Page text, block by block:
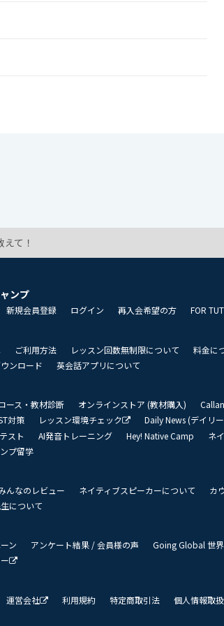
て！
ンプ
新規会員登録 ログイン 再入会希望の方 FOR
ご利用方法 レッスン回数無制限について
料金に
ンロード
英会話アプリについて
ース・教材診断 オンラインストア (教材購入)
対策
レッスン環境チェック
Daily News (デイリ
スト
AI発音トレーニング Hey! Native Camp
ネ
プ留学
んなのレビュー ネイティブスピーカーについて
カ
について
ン アンケート結果 / 会員様の声
Going Global 世
運営会社 利用規約 特定商取引法 個人情報取